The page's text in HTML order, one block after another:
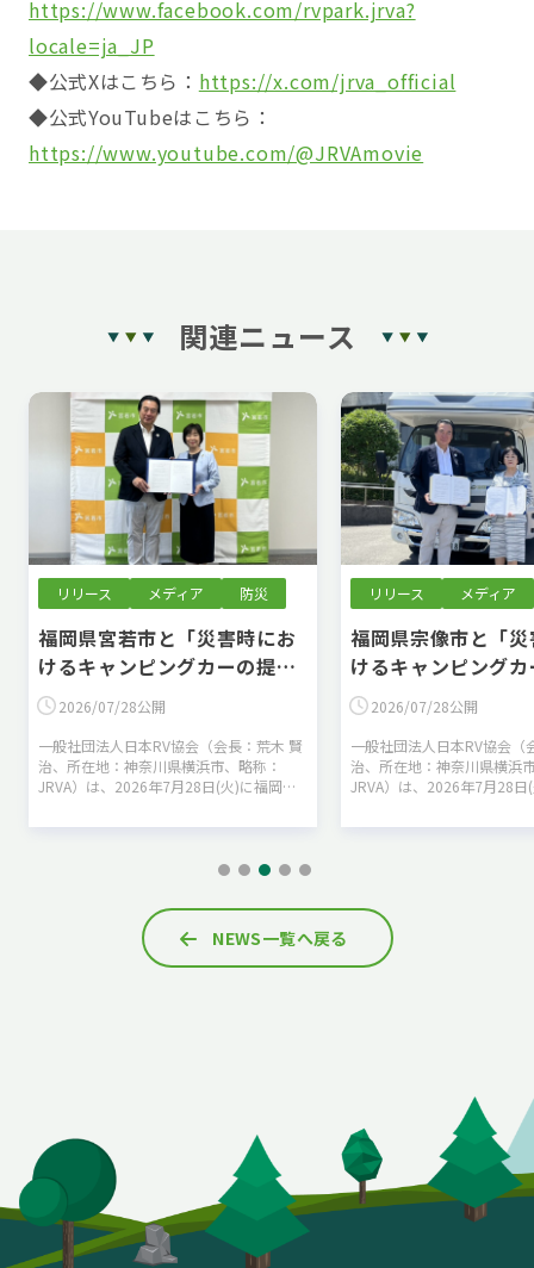
https://www.facebook.com/rvpark.jrva?
locale=ja_JP
◆公式Xはこちら： https://x.com/jrva_official
◆公式YouTubeはこちら：
https://www.youtube.com/@JRVAmovie
関連ニュース
リリース メディア 防災
福岡県宮若市と「災害時にお
けるキャンピングカーの提供
に関する協定」を締結しまし
た
2026/07/28公開
一般社団法人日本RV協会（会長：荒木 賢
治、所在地：神奈川県横浜市、略称：
JRVA）は、2026年7月28日(火)に福岡県
カーの提供に関する協定」を締結したこ
リリース メディア
福岡県宗像市と「
けるキャンピング
に関する協定」を
た
2026/07/28公開
一般社団法人日本RV協会（
治、所在地：神奈川県横浜
JRVA）は、2026年7月28日
カーの提供に関する協定」
NEWS一覧へ戻る